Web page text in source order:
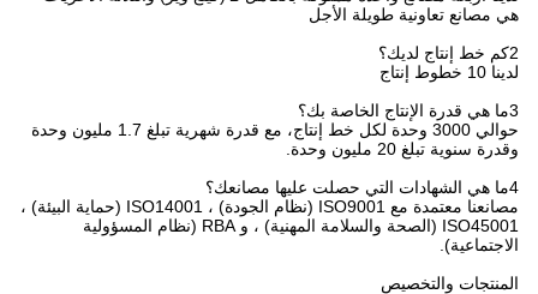
هي مصانع تعاونية طويلة الأجل
2كم خط إنتاج لديك؟
لدينا 10 خطوط إنتاج
3ما هي قدرة الإنتاج الخاصة بك؟
حوالي 3000 وحدة لكل خط إنتاج، مع قدرة شهرية تبلغ 1.7 مليون وحدة
وقدرة سنوية تبلغ 20 مليون وحدة.
4ما هي الشهادات التي حصلت عليها مصانعك؟
مصانعنا معتمدة مع ISO9001 (نظام الجودة) ، ISO14001 (حماية البيئة) ،
ISO45001 (الصحة والسلامة المهنية) ، و RBA (نظام المسؤولية
الاجتماعية).
المنتجات والتخصيص